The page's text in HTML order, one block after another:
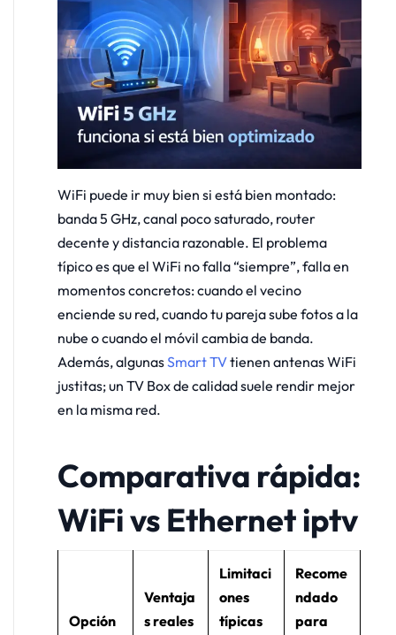
WiFi puede ir muy bien si está bien montado:
banda 5 GHz, canal poco saturado, router
decente y distancia razonable. El problema
típico es que el WiFi no falla “siempre”, falla en
momentos concretos: cuando el vecino
enciende su red, cuando tu pareja sube fotos a la
nube o cuando el móvil cambia de banda.
Además, algunasSmart TVtienen antenas WiFi
justitas; un TV Box de calidad suele rendir mejor
en la misma red.
Comparativa rápida:
WiFi vs Ethernet iptv
Opción
Ventaja
s reales
Limitaci
ones
típicas
Recome
ndado
para